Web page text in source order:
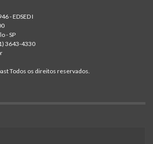
- EDSED I
- SP
3643-4330
Todos os direitos reservados.